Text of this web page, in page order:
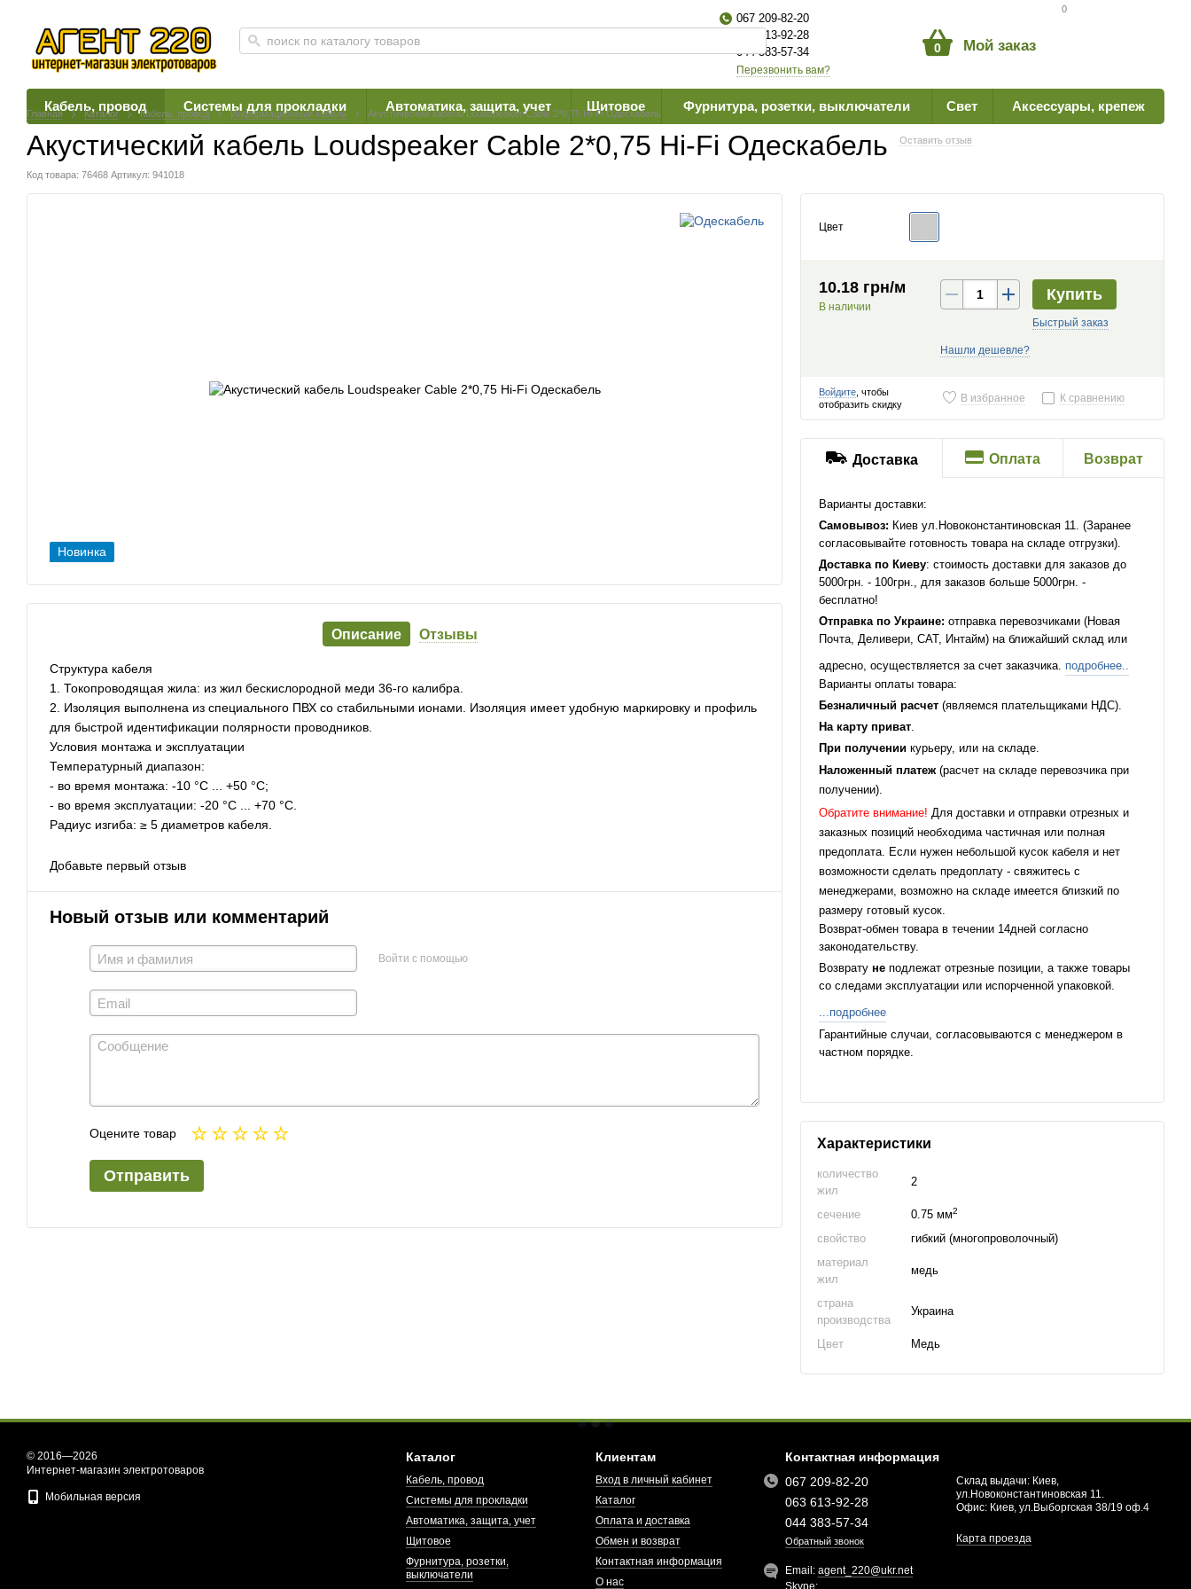
0
067 209-82-20
063 613-92-28
044 383-57-34
Перезвонить вам?
0 Мой заказ
Кабель, провод Системы для прокладки Автоматика, защита, учет Щитовое Фурнитура, розетки, выключатели Свет Аксессуары, крепеж
Главная Каталог Кабель, провод Информационный кабель Акустический кабель Loudspeaker Cable 2*0,75 Hi-Fi Одескабель
Акустический кабель Loudspeaker Cable 2*0,75 Hi-Fi Одескабель Оставить отзыв
Код товара: 76468 Артикул: 941018
Новинка
Описание Отзывы
Структура кабеля
1. Токопроводящая жила: из жил бескислородной меди 36-го калибра.
2. Изоляция выполнена из специального ПВХ со стабильными ионами. Изоляция имеет удобную маркировку и профиль
для быстрой идентификации полярности проводников.
Условия монтажа и эксплуатации
Температурный диапазон:
- во время монтажа: -10 °C ... +50 °C;
- во время эксплуатации: -20 °C ... +70 °C.
Радиус изгиба: ≥ 5 диаметров кабеля.
Добавьте первый отзыв
Новый отзыв или комментарий
Войти с помощью
Оцените товар
Отправить
Цвет
10.18 грн/м
В наличии
Купить
Быстрый заказ
Нашли дешевле?
Войдите , чтобы
отобразить скидку
В избранное К сравнению
Доставка Оплата Возврат
Варианты доставки:
Самовывоз: Киев ул.Новоконстантиновская 11. (Заранее
согласовывайте готовность товара на складе отгрузки).
Доставка по Киеву: стоимость доставки для заказов до
5000грн. - 100грн., для заказов больше 5000грн. -
бесплатно!
Отправка по Украине: отправка перевозчиками (Новая
Почта, Деливери, САТ, Интайм) на ближайший склад или
адресно, осуществляется за счет заказчика. подробнее..
Варианты оплаты товара:
Безналичный расчет (являемся плательщиками НДС).
На карту приват.
При получении курьеру, или на складе.
Наложенный платеж(расчет на складе перевозчика при
получении).
Обратите внимание! Для доставки и отправки отрезных и
заказных позиций необходима частичная или полная
предоплата. Если нужен небольшой кусок кабеля и нет
возможности сделать предоплату - свяжитесь с
менеджерами, возможно на складе имеется близкий по
размеру готовый кусок.
Возврат-обмен товара в течении 14дней согласно
законодательству.
Возвратуне подлежат отрезные позиции, а также товары
со следами эксплуатации или испорченной упаковкой.
...подробнее
Гарантийные случаи, согласовываются с менеджером в
частном порядке.
Характеристики
количество
жил
2
сечение 0.75 мм2
свойство
гибкий (многопроволочный)
материал
жил
медь
страна
производства
Украина
Цвет Медь
© 2016—2026
Интернет-магазин электротоваров
Мобильная версия
Каталог
Кабель, провод
Системы для прокладки
Автоматика, защита, учет
Щитовое
Фурнитура, розетки,
выключатели
Клиентам
Вход в личный кабинет
Каталог
Оплата и доставка
Обмен и возврат
Контактная информация
О нас
Контактная информация
067 209-82-20
063 613-92-28
044 383-57-34
Обратный звонок
Склад выдачи: Киев,
ул.Новоконстантиновская 11.
Офис: Киев, ул.Выборгская 38/19 оф.4
Карта проезда
Email:agent_220@ukr.net
Skype: